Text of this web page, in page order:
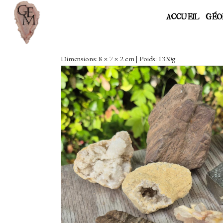
ACCUEIL
Dimensions: 8 × 7 × 2 cm | Poids: 1330g